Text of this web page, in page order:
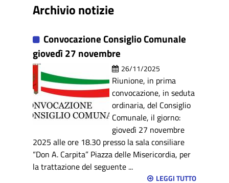
Archivio notizie
Convocazione Consiglio Comunale
giovedì 27 novembre
26/11/2025
Riunione, in prima
convocazione, in seduta
ordinaria, del Consiglio
Comunale, il giorno:
giovedì 27 novembre
2025 alle ore 18.30 presso la sala consiliare
“Don A. Carpita” Piazza delle Misericordia, per
la trattazione del seguente ...
LEGGI TUTTO